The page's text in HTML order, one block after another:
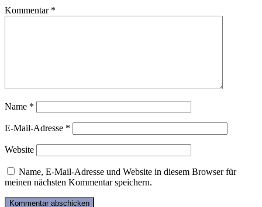
Kommentar *
Name *
E-Mail-Adresse *
Website
Name, E-Mail-Adresse und Website in diesem Browser für
meinen nächsten Kommentar speichern.